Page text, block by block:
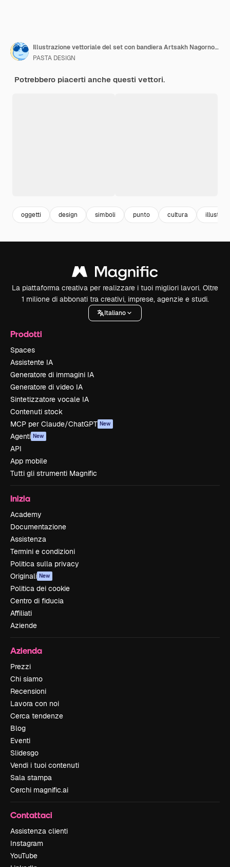
Illustrazione vettoriale del set con bandiera Artsakh NagornoKarabakh
PASTA DESIGN
Potrebbero piacerti anche questi vettori.
oggetti design simboli punto cultura
La piattaforma creativa per realizzare i tuoi migliori lavori. Oltre
1 milione di abbonati tra creativi, imprese, agenzie e studi.
Italiano
Prodotti
Spaces
Assistente IA
Generatore di immagini IA
Generatore di video IA
Sintetizzatore vocale IA
Contenuti stock
MCP per Claude/ChatGPT New
Agenti New
API
App mobile
Tutti gli strumenti Magnific
Inizia
Academy
Documentazione
Assistenza
Termini e condizioni
Politica sulla privacy
Originali New
Politica dei cookie
Centro di fiducia
Affiliati
Aziende
Azienda
Prezzi
Chi siamo
Recensioni
Lavora con noi
Cerca tendenze
Blog
Eventi
Slidesgo
Vendi i tuoi contenuti
Sala stampa
Cerchi magnific.ai
Contattaci
Assistenza clienti
Instagram
YouTube